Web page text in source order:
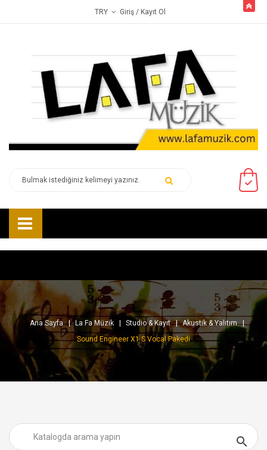
TRY Giriş / Kayıt Ol
Ana Sayfa La Fa Müzik Studio & Kayıt
Akustik & Yalıtım
Sound Engineer X1 S Vocal Pakedi
